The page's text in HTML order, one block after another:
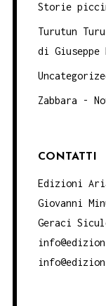
Storie
Turutun
di
Zabbara -
CONTATTI
Edizioni
Giovanni
Geraci